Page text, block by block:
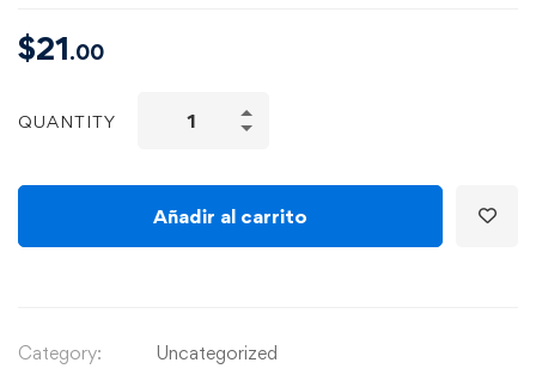
$21.00
QUANTITY
Añadir al carrito
Category: Uncategorized